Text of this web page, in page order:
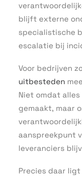
blijft externe
specialistische
escalatie bij
Voor bedrijven
uitbesteden
Niet omdat
gemaakt, maar
aanspreekpunt
leveranciers
Precies daar